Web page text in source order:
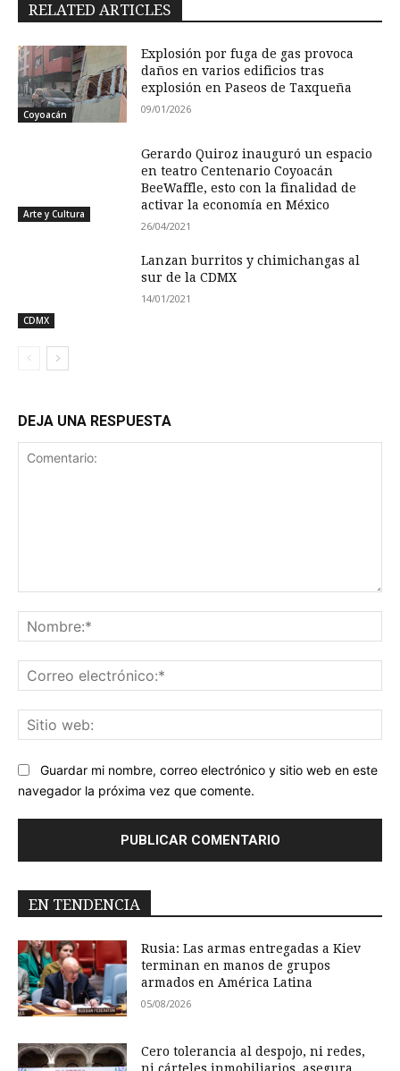
RELATED ARTICLES
Coyoacán
Explosión por fuga de gas provoca
daños en varios edificios tras
explosión en Paseos de Taxqueña
09/01/2026
Arte y Cultura
Gerardo Quiroz inauguró un espacio
en teatro Centenario Coyoacán
BeeWaffle, esto con la finalidad de
activar la economía en México
26/04/2021
CDMX
Lanzan burritos y chimichangas al
sur de la CDMX
14/01/2021
DEJA UNA RESPUESTA
Guardar mi nombre, correo electrónico y sitio web en este
navegador la próxima vez que comente.
EN TENDENCIA
Rusia: Las armas entregadas a Kiev
terminan en manos de grupos
armados en América Latina
05/08/2026
Cero tolerancia al despojo, ni redes,